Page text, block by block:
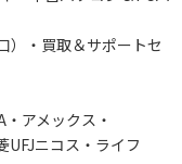
）・買取＆サポートセ
・アメックス・
UFJニコス・ライフ